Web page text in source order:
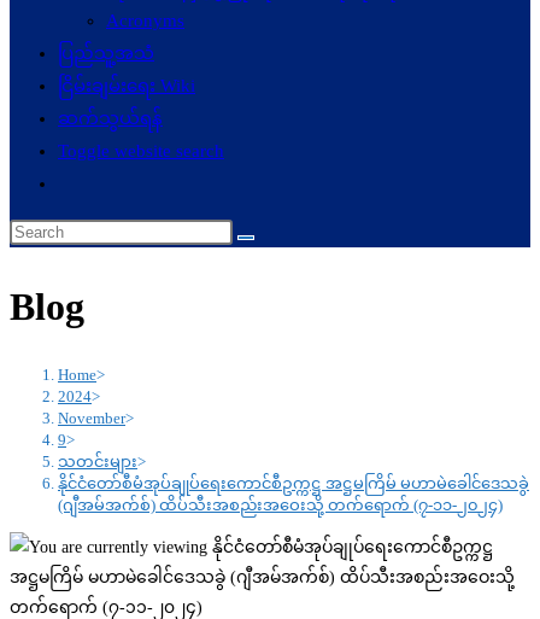
Acronyms
ပြည်သူ့အသံ
ငြိမ်းချမ်းရေး Wiki
ဆက်သွယ်ရန်
Toggle website search
Blog
Home>
2024>
November>
9>
သတင်းများ>
နိုင်ငံတော်စီမံအုပ်ချုပ်ရေးကောင်စီဥက္ကဋ္ဌ အဋ္ဌမကြိမ် မဟာမဲခေါင်ဒေသခွဲ
(ဂျီအမ်အက်စ်) ထိပ်သီးအစည်းအဝေးသို့ တက်ရောက် (၇-၁၁-၂၀၂၄)